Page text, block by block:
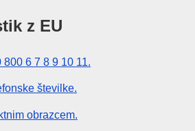
z EU
6 7 8 9 10 11.
številke.
obrazcem.